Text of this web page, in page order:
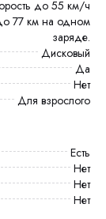
до 55 км/ч
77 км на одном
заряде.
Дисковый
Да
Нет
Для взрослого
есть
Нет
Нет
Нет